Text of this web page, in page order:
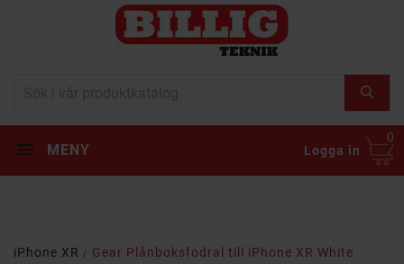
MENY Logga in
0
iPhone XR Gear Plånboksfodral till iPhone XR White